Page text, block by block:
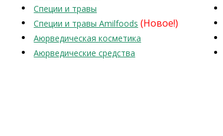
Специи и травы
Специи и травы Amilfoods (Новое!)
Аюрведическая косметика
Аюрведические средства